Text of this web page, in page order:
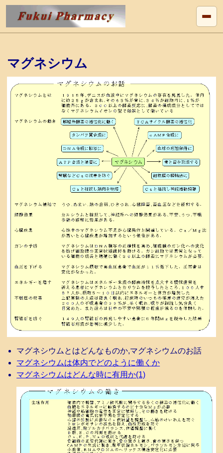
マグネシウム
マグネシウムとはどんなものか,マグネシウムのお話
マグネシウムは体内でどのように働くか
マグネシウムはどんな時に有用か(1)